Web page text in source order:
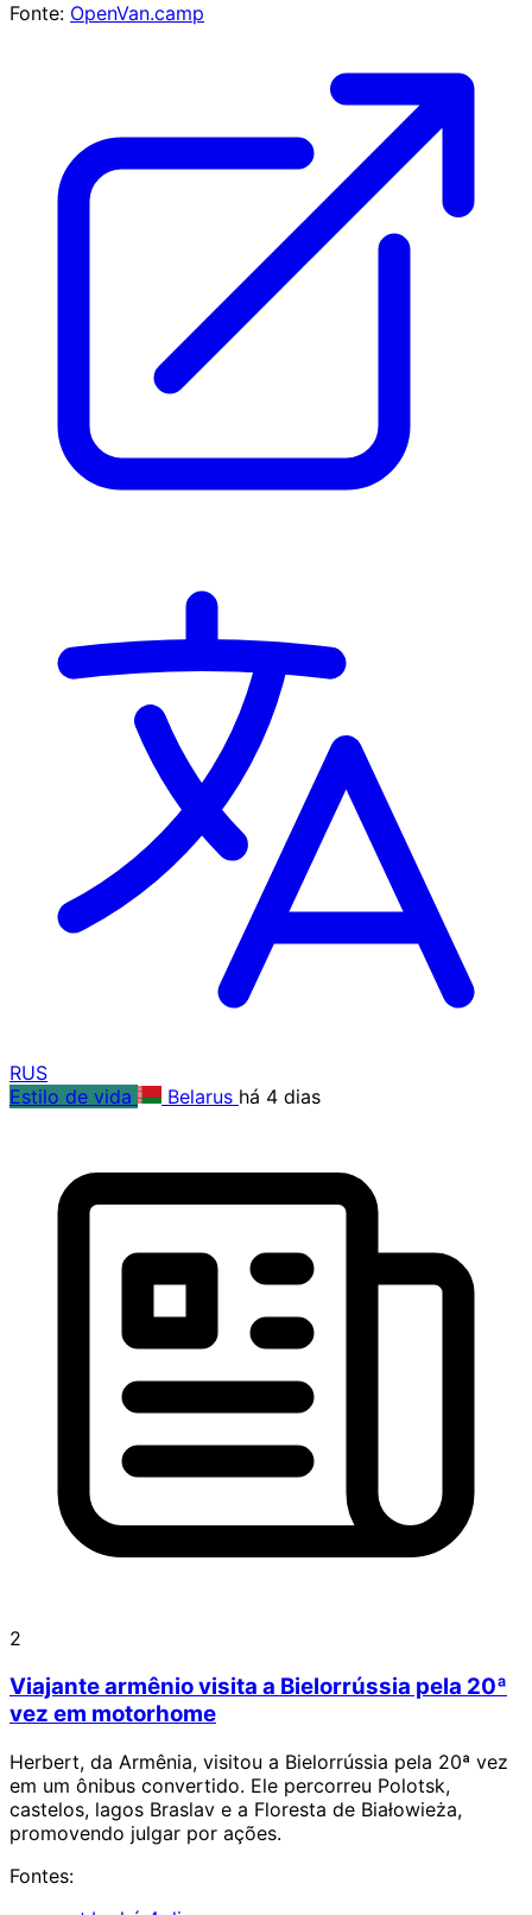
Fonte: OpenVan.camp
RUS
Estilo de vida
Belarus há 4 dias
2
Viajante armênio visita a Bielorrússia pela 20ª
vez em motorhome
Herbert, da Armênia, visitou a Bielorrússia pela 20ª vez
em um ônibus convertido. Ele percorreu Polotsk,
castelos, lagos Braslav e a Floresta de Białowieża,
promovendo julgar por ações.
Fontes: